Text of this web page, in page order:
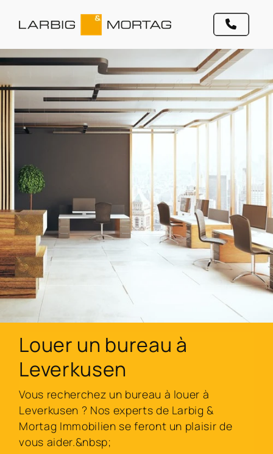
Louer un bureau à
Leverkusen
Vous recherchez un bureau à louer à
Leverkusen ? Nos experts de Larbig &
Mortag Immobilien se feront un plaisir de
vous aider.&nbsp;